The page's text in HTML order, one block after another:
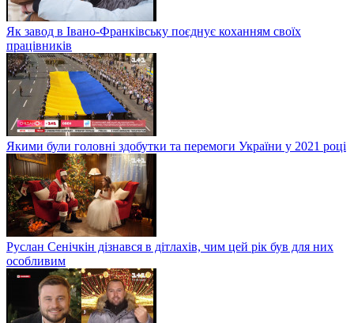
Як завод в Івано-Франківську поєднує коханням своїх
працівників
Якими були головні здобутки та перемоги України у 2021 році
Руслан Сенічкін дізнався в дітлахів, чим цей рік був для них
особливим